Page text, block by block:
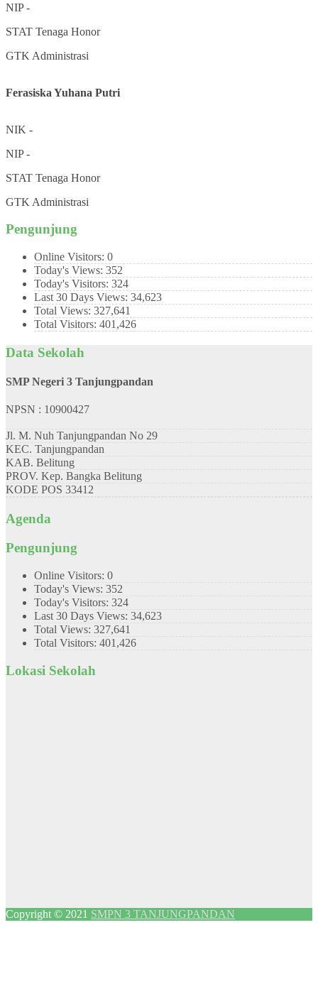
NIP-
STAT Tenaga Honor
GTK Administrasi
Ferasiska Yuhana Putri
NIK -
NIP-
STAT Tenaga Honor
GTK Administrasi
Pengunjung
Online Visitors: 0
Today's Views: 352
Today's Visitors: 324
Last 30 Days Views: 34,623
Total Views: 327,641
Total Visitors: 401,426
Data Sekolah
SMP Negeri 3 Tanjungpandan
NPSN : 10900427
Jl. M. Nuh Tanjungpandan No 29
KEC. Tanjungpandan
KAB. Belitung
PROV. Kep. Bangka Belitung
KODE POS 33412
Agenda
Pengunjung
Online Visitors: 0
Today's Views: 352
Today's Visitors: 324
Last 30 Days Views: 34,623
Total Views: 327,641
Total Visitors: 401,426
Lokasi Sekolah
Copyright © 2021 SMPN 3 TANJUNGPANDAN